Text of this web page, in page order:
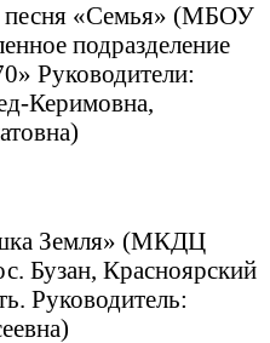
песня «Семья» (МБОУ
подразделение
Руководители:
Керимовна,
Земля» (МКДЦ
Бузан, Красноярский
Руководитель: